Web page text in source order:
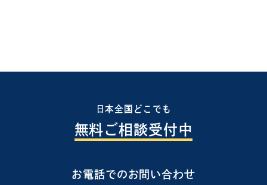
日本全国どこでも
無料ご相談受付中
お電話でのお問い合わせ